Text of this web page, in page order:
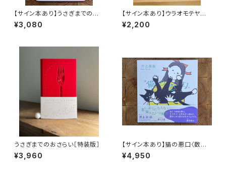
【サイン本あり】うさぎまでのお
さらい［通常版］
¥3,080
【サイン本あり】ウラオモテヤマ
ネコ
¥2,200
うさぎまでのおさらい［特装版］
¥3,960
【サイン本あり】猫の悪口〈数量
限定・オリジナルトート付き〉
¥4,950